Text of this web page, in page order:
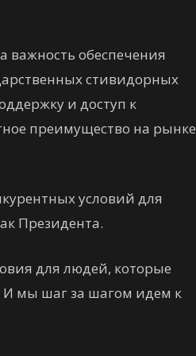
важность обеспечения
стивидорных
и доступ к
преимущество на рынке
условий для
Президента.
для людей, которые
И мы шаг за шагом идем к